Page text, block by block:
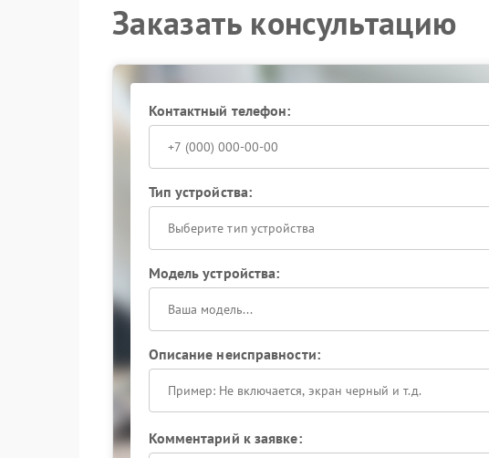
Заказать консультацию
Контактный телефон:
Тип устройства:
Выберите тип устройства
Модель устройства:
Описание неисправности:
Комментарий к заявке: